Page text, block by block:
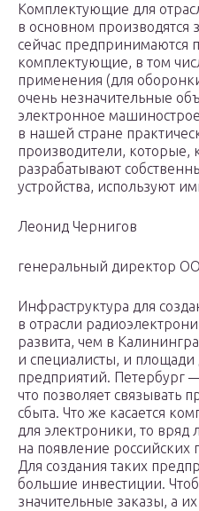
Комплектующие для
в основном производятся
сейчас предпринимаются
комплектующие, в том
применения (для
очень незначительные
электронное
в нашей стране
производители, которые,
разрабатывают
устройства, используют
Леонид Чернигов
генеральный директор
Инфраструктура для
в отрасли
развита, чем в
и специалисты, и
предприятий. Петербург
что позволяет связывать
сбыта. Что же касается
для электроники, то вряд
на появление российских
Для создания таких
большие инвестиции.
значительные заказы, а их